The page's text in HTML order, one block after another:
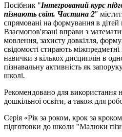
Посібник "Інтегрований курс
пізнають світ. Частина 2"
спрямованi на формування в дітей
Взаємопов'язанi вправи з
мовлення, захисту довкiлля,
свiдомості стирають
навички з кiлькох дисциплiн в
пізнавальну активнiсть як
школі.
Рекомендовано для використання
дошкiльної освіти, а також для
Серія «Рік за роком, крок за
підготовки до школи "Малюки